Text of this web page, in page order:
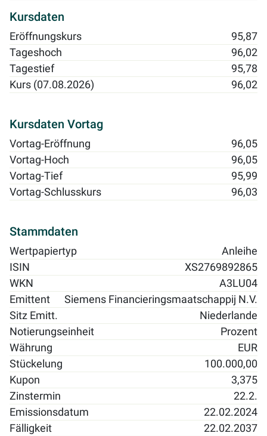
Kursdaten
Eröffnungskurs
95,87
Tageshoch
96,02
Tagestief
95,78
Kurs (07.08.2026)
96,02
Kursdaten Vortag
Vortag-Eröffnung
96,05
Vortag-Hoch
96,05
Vortag-Tief
95,99
Vortag-Schlusskurs
96,03
Stammdaten
Wertpapiertyp
Anleihe
ISIN
XS2769892865
WKN
A3LU04
Emittent
Siemens Financieringsmaatschappij N.V.
Sitz Emitt.
Niederlande
Notierungseinheit
Prozent
Währung
EUR
Stückelung
100.000,00
Kupon
3,375
Zinstermin
22.2.
Emissionsdatum
22.02.2024
Fälligkeit
22.02.2037